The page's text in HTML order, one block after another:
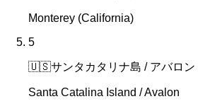
Monterey (California)
5
🇺🇸サンタカタリナ島 / アバロン
Santa Catalina Island / Avalon